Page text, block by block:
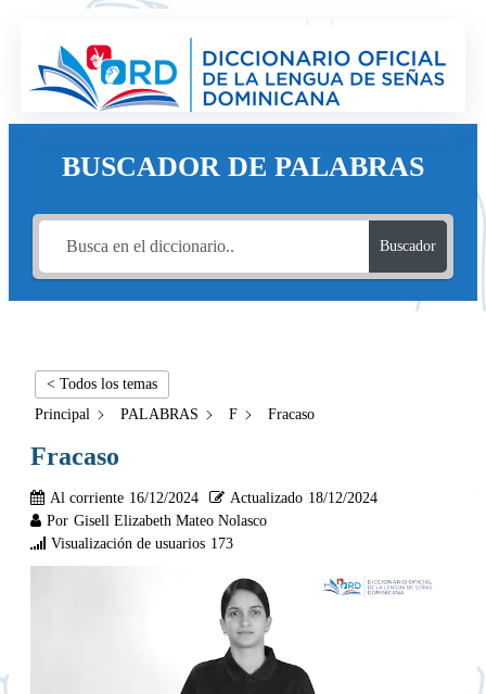
BUSCADOR DE PALABRAS
Buscador
< Todos los temas
Principal
PALABRAS F Fracaso
Fracaso
Al corriente 16/12/2024 Actualizado 18/12/2024
Por Gisell Elizabeth Mateo Nolasco
Visualización de usuarios 173